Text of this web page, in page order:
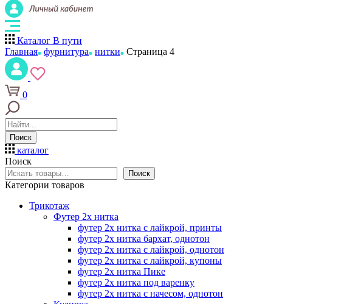
Каталог В пути
Главная фурнитура нитки Страница 4
0
Поиск
каталог
Поиск
Поиск
Категории товаров
Трикотаж
Футер 2х нитка
футер 2х нитка с лайкрой, принты
футер 2х нитка бархат, однотон
футер 2х нитка с лайкрой, однотон
футер 2х нитка с лайкрой, купоны
футер 2х нитка Пике
футер 2х нитка под варенку
футер 2х нитка с начесом, однотон